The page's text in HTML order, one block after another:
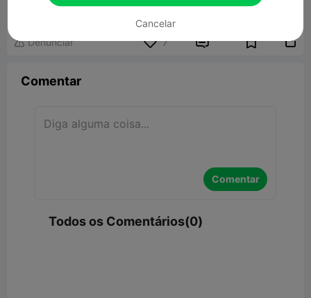
 Denunciar 7  
Comentar
Comentar
Todos os Comentários(0)
Cancelar